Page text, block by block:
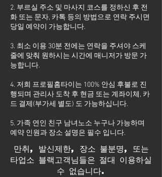
2. 부르실 주소 및 마사지 코스를 정하신 후 전
화 또는 문자, 카톡 등의 방법으로 연락 주시면
당일 예약이 가능합니다.
3. 최소 이용 30분 전에는 연락을 주셔야 스케
줄에 맞춰 원하시는 시간에 매니저가 방문 가
능합니다.
4. 저희 프로필홈타이는 100% 안심 후불로 진
행되며 관리사 도착 후 현금 또는 계좌이체, 카
드 결제(부가세 별도) 도 가능하십니다.
5. 가족 연인 친구 남녀노소 누구나 가능하며
예약 인원과 장소 설명은 필수 입니다.
만취, 발신제한, 장소 불분명, 또는
타업소 블랙고객님들은 절대 이용하실
수 없습니다.